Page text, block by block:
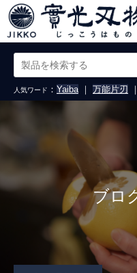
人気ワード ： Yaiba｜ 万能片刃 ｜
ブロ